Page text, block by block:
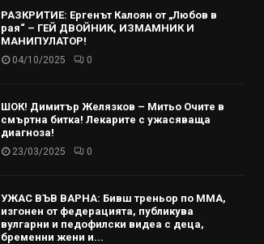
РАЗКРИТИЕ: Ергенът Калоян от „Любов в
рая“ – ГЕЙ ДВОЙНИК, ИЗМАМНИК И
МАНИПУЛАТОР!
04/10/2025 0
ШОК! Димитър Желязков – Митьо Очите в
смъртна битка! Лекарите с ужасяваща
диагноза!
23/03/2025 0
УЖАС ВЪВ ВАРНА: Бивш треньор по ММА,
изгонен от федерацията, публикува
вулгарни и педофилски видеа с деца,
бременни жени и...